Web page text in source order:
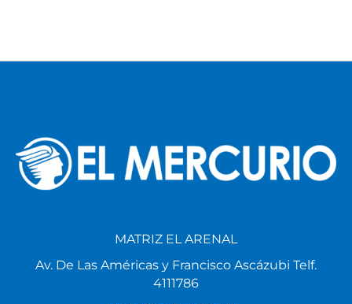
MATRIZ EL ARENAL
Av. De Las Américas y Francisco Ascázubi Telf.
4111786